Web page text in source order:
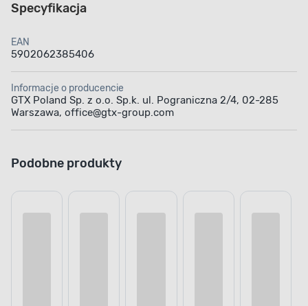
Specyfikacja
EAN
5902062385406
Informacje o producencie
GTX Poland Sp. z o.o. Sp.k. ul. Pograniczna 2/4, 02-285
Warszawa, office@gtx-group.com
Podobne produkty
Hot cena online Nowość